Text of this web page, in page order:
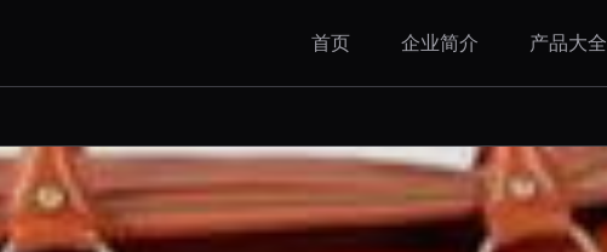
首页 企业简介 产品大全